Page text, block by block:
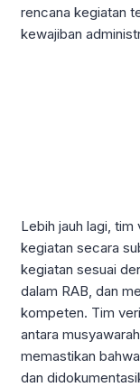
rencana kegiatan
kewajiban
Lebih jauh lagi,
kegiatan secara
kegiatan sesuai
dalam RAB, dan
kompeten. Tim
antara
memastikan
dan